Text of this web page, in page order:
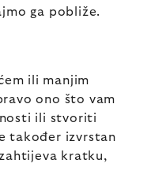
ga pobliže.
ili manjim
ono što vam
ili stvoriti
također izvrstan
kratku,